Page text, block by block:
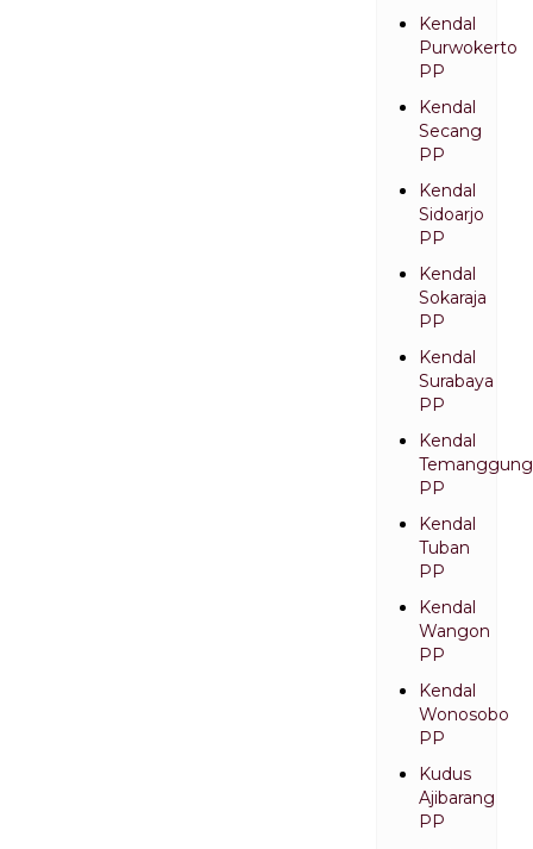
Kendal
Purwokerto
PP
Kendal
Secang
PP
Kendal
Sidoarjo
PP
Kendal
Sokaraja
PP
Kendal
Surabaya
PP
Kendal
Temanggung
PP
Kendal
Tuban
PP
Kendal
Wangon
PP
Kendal
Wonosobo
PP
Kudus
Ajibarang
PP